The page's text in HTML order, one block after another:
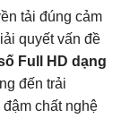
tải đúng cảm
quyết vấn đề
Full HD dạng
đến trải
chất nghệ